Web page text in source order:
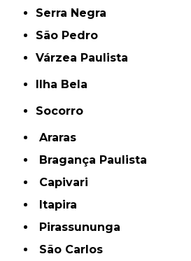
Serra Negra
São Pedro
Várzea Paulista
Ilha Bela
Socorro
Araras
Bragança Paulista
Capivari
Itapira
Pirassununga
São Carlos